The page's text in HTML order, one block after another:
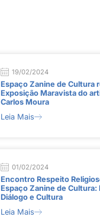
19/02/2024
Espaço Zanine de Cultura
Exposição Maravista do
Carlos Moura
Leia Mais
01/02/2024
Encontro Respeito
Espaço Zanine de Cultura:
Diálogo e Cultura
Leia Mais